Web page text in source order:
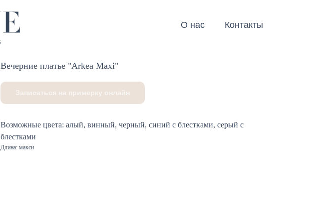
О нас Контакты
Вечерние платье "Arkea Maxi"
Записаться на примерку онлайн
Возможные цвета: алый, винный, черный, синий c блестками, серый с
блестками
Длина: макси